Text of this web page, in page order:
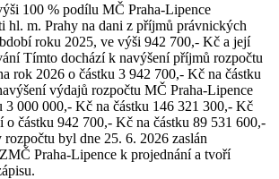
100 % podílu MČ Praha-Lipence
hl. m. Prahy na dani z příjmů právnických
roku 2025, ve výši 942 700,- Kč a její
Tímto dochází k navýšení příjmů rozpočtu
rok 2026 o částku 3 942 700,- Kč na částku
výdajů rozpočtu MČ Praha-Lipence
3 000 000,- Kč na částku 146 321 300,- Kč
o částku 942 700,- Kč na částku 89 531 600,-
byl dne 25. 6. 2026 zaslán
Praha-Lipence k projednání a tvoří